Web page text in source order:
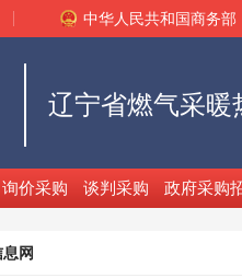
中华人民共和国商务部
询价采购 谈判采购 政府采购
网